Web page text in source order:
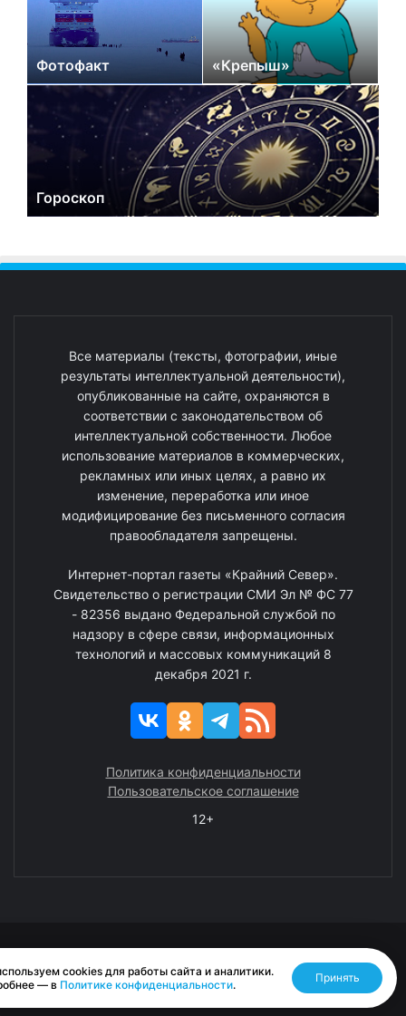
Фотофакт «Крепыш»
Гороскоп
Все материалы (тексты, фотографии, иные
результаты интеллектуальной деятельности),
опубликованные на сайте, охраняются в
соответствии с законодательством об
интеллектуальной собственности. Любое
использование материалов в коммерческих,
рекламных или иных целях, а равно их
изменение, переработка или иное
модифицирование без письменного согласия
правообладателя запрещены.
Интернет-портал газеты «Крайний Север».
Свидетельство о регистрации СМИ Эл № ФС 77
- 82356 выдано Федеральной службой по
надзору в сфере связи, информационных
технологий и массовых коммуникаций 8
декабря 2021 г.
Политика конфиденциальности
Пользовательское соглашение
12+
Разработано RASA
cookies для работы сайта и аналитики.
— в Политике конфиденциальности.
Принять